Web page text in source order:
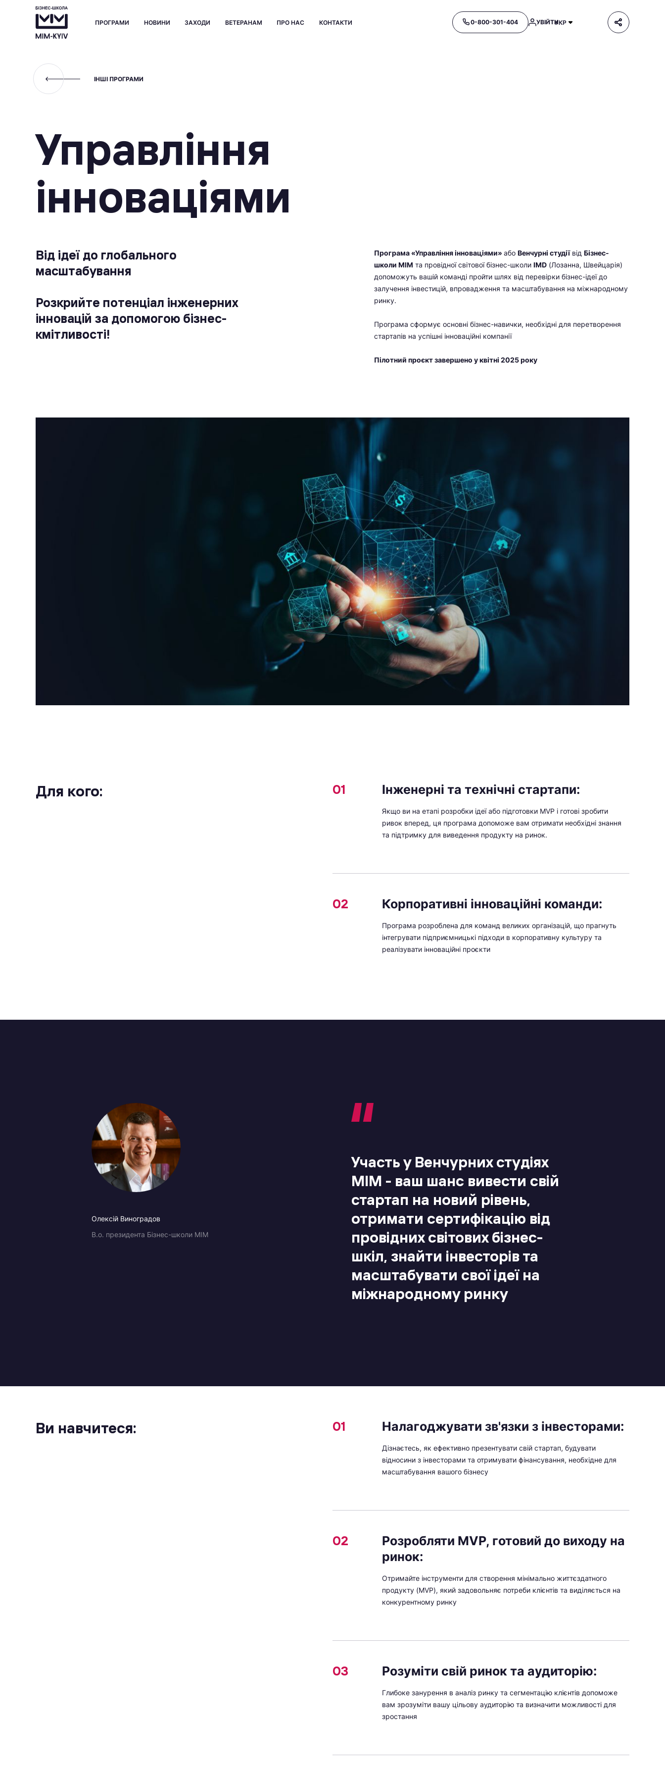
ПРОГРАМИ НОВИНИ ЗАХОДИ ВЕТЕРАНАМ ПРО НАС КОНТАКТИ 0-800-301-404 УВІЙТИУКР
ІНШІ ПРОГРАМИ
Управління
інноваціями
Від ідеї до глобального
масштабування
Розкрийте потенціал інженерних
інновацій за допомогою бізнес-
кмітливості!
Програма «Управління інноваціями» або Венчурні студіївід Бізнес-
школи МІМ та провідної світової бізнес-школи IMD (Лозанна, Швейцарія)
допоможуть вашій команді пройти шлях від перевірки бізнес-ідеї до
залучення інвестицій, впровадження та масштабування на міжнародному
ринку.
Програма сформує основні бізнес-навички, необхідні для перетворення
стартапів на успішні інноваційні компанії
Пілотний проєкт завершено у квітні 2025 року
Для кого: 01 Інженерні та технічні стартапи:
Якщо ви на етапі розробки ідеї або підготовки MVP і готові зробити
ривок вперед, ця програма допоможе вам отримати необхідні знання
та підтримку для виведення продукту на ринок.
02 Корпоративні інноваційні команди:
Програма розроблена для команд великих організацій, що прагнуть
інтегрувати підприємницькі підходи в корпоративну культуру та
реалізувати інноваційні проєкти
Участь у Венчурних студіях
МІМ - ваш шанс вивести свій
стартап на новий рівень,
отримати сертифікацію від
провідних світових бізнес-
шкіл, знайти інвесторів та
масштабувати свої ідеї на
міжнародному ринку
Олексій Виноградов
В.о. президента Бізнес-школи МІМ
Ви навчитеся: 01 Налагоджувати зв'язки з інвесторами:
Дізнаєтесь, як ефективно презентувати свій стартап, будувати
відносини з інвесторами та отримувати фінансування, необхідне для
масштабування вашого бізнесу
02
Розробляти MVP, готовий до виходу на
ринок:
Отримайте інструменти для створення мінімально життєздатного
продукту (MVP), який задовольняє потреби клієнтів та виділяється на
конкурентному ринку
03 Розуміти свій ринок та аудиторію:
Глибоке занурення в аналіз ринку та сегментацію клієнтів допоможе
вам зрозуміти вашу цільову аудиторію та визначити можливості для
зростання